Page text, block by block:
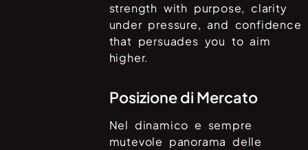
strength with purpose, clarity
under pressure, and confidence
that persuades you to aim
higher.
Posizione di Mercato
Nel dinamico e sempre
mutevole panorama delle